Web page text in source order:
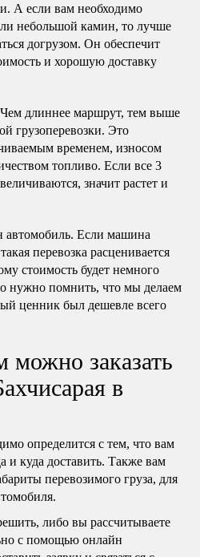
А если вам необходимо
небольшой камин, то лучше
догрузом. Он обеспечит
и хорошую доставку
длиннее маршрут, тем выше
грузоперевозки. Это
временем, износом
топливо. Если все 3
значит растет и
автомобиль. Если машина
перевозка расценивается
стоимость будет немного
нужно помнить, что мы делаем
ценник был дешевле всего
можно заказать
в
определится с тем, что вам
и куда доставить. Также вам
перевозимого груза, для
либо вы рассчитываете
с помощью онлайн